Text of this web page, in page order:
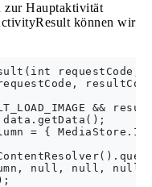
zur Hauptaktivität
können wir
&&
= {
null, null,